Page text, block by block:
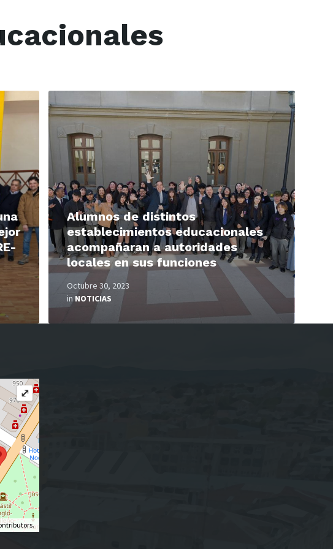
Alumnos de distintos
establecimientos educacionales
acompañaran a autoridades
locales en sus funciones
Octubre 30, 2023
inNOTICIAS
Read
More
⤢